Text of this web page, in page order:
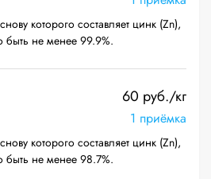
которого составляет цинк (Zn),
не менее 99.9%.
60 руб./кг
1 приёмка
которого составляет цинк (Zn),
не менее 98.7%.